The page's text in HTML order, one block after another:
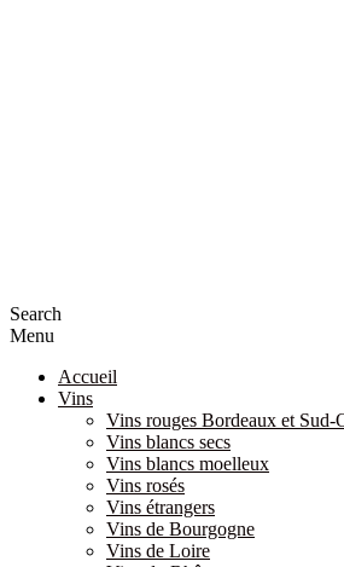
Search
Menu
Accueil
Vins
Vins rouges Bordeaux et Sud-
Vins blancs secs
Vins blancs moelleux
Vins rosés
Vins étrangers
Vins de Bourgogne
Vins de Loire